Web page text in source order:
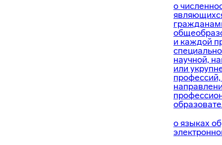
о
и каждой
научной,
или
о языках